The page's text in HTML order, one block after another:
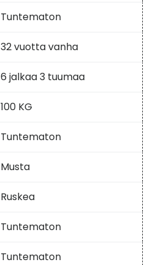
Tuntematon
32 vuotta vanha
6 jalkaa 3 tuumaa
100 KG
Tuntematon
Musta
Ruskea
Tuntematon
Tuntematon